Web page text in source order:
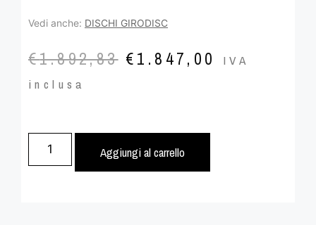
Vedi anche: DISCHI GIRODISC
€1.892,83 €1.847,00
IVA
inclusa
Aggiungi al carrello